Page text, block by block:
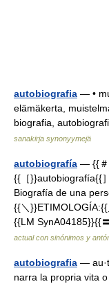
autobiografia — •
elämäkerta,
biografia,
sanakirja synonyymejä
autobiografía — {{＃
{{［}}autobiografía{{
Biografía de una
{{＼
{{LM
actual con sinónimos y
autobiografia —
narra la propria vita